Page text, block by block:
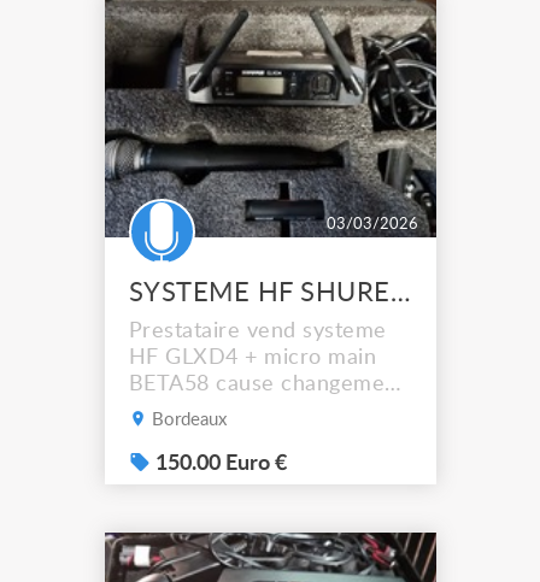
batterie + malette en
mousse d'origine 320€
N'hésitez pas à nous
contacter
03/03/2026
SYSTEME HF SHURE GLXD4 MICRO MAIN BETA58
Prestataire vend systeme
HF GLXD4 + micro main
BETA58 cause changement
de gamme Le matériel est
inclus : Récepteur GLXD4 +
micro main BETA58 + alim
en mousse 150€ N'hésitez
pas à nous contacter
Bordeaux
150.00 Euro €